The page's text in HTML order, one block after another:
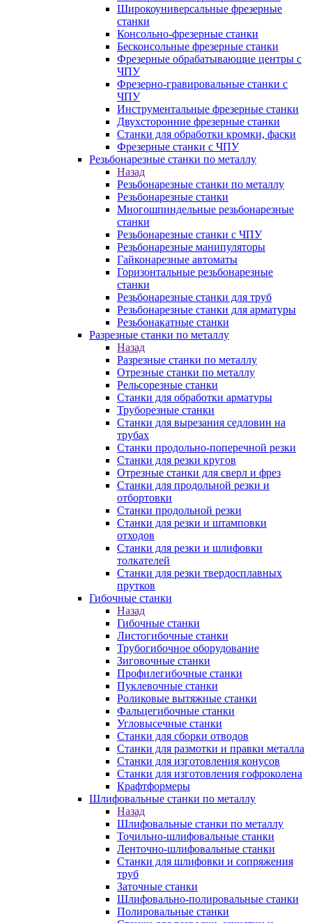
Широкоуниверсальные фрезерные
станки
Консольно-фрезерные станки
Бесконсольные фрезерные станки
Фрезерные обрабатывающие центры с
ЧПУ
Фрезерно-гравировальные станки с
ЧПУ
Инструментальные фрезерные станки
Двухсторонние фрезерные станки
Станки для обработки кромки, фаски
Фрезерные станки с ЧПУ
Резьбонарезные станки по металлу
Назад
Резьбонарезные станки по металлу
Резьбонарезные станки
Многошпиндельные резьбонарезные
станки
Резьбонарезные станки с ЧПУ
Резьбонарезные манипуляторы
Гайконарезные автоматы
Горизонтальные резьбонарезные
станки
Резьбонарезные станки для труб
Резьбонарезные станки для арматуры
Резьбонакатные станки
Разрезные станки по металлу
Назад
Разрезные станки по металлу
Отрезные станки по металлу
Рельсорезные станки
Станки для обработки арматуры
Труборезные станки
Станки для вырезания седловин на
трубаx
Станки продольно-поперечной резки
Станки для резки кругов
Отрезные станки для сверл и фрез
Станки для продольной резки и
отбортовки
Станки продольной резки
Станки для резки и штамповки
отходов
Станки для резки и шлифовки
толкателей
Станки для резки твердосплавных
прутков
Гибочные станки
Назад
Гибочные станки
Листогибочные станки
Трубогибочное оборудование
Зиговочные станки
Профилегибочные станки
Пуклевочные станки
Роликовые вытяжные станки
Фальцегибочные станки
Угловысечные станки
Станки для сборки отводов
Станки для размотки и правки металла
Станки для изготовления конусов
Станки для изготовления гофроколена
Крафтформеры
Шлифовальные станки по металлу
Назад
Шлифовальные станки по металлу
Точильно-шлифовальные станки
Ленточно-шлифовальные станки
Станки для шлифовки и сопряжения
труб
Заточные станки
Шлифовально-полировальные станки
Полировальные станки